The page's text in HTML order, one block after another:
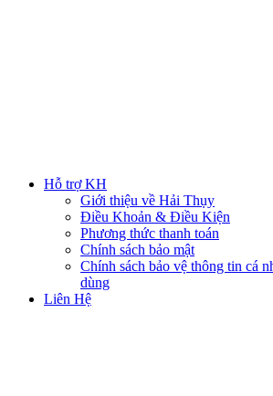
Hỗ trợ KH
Giới thiệu về Hải Thụy
Điều Khoản & Điều Kiện
Phương thức thanh toán
Chính sách bảo mật
Chính sách bảo vệ thông tin cá
dùng
Liên Hệ